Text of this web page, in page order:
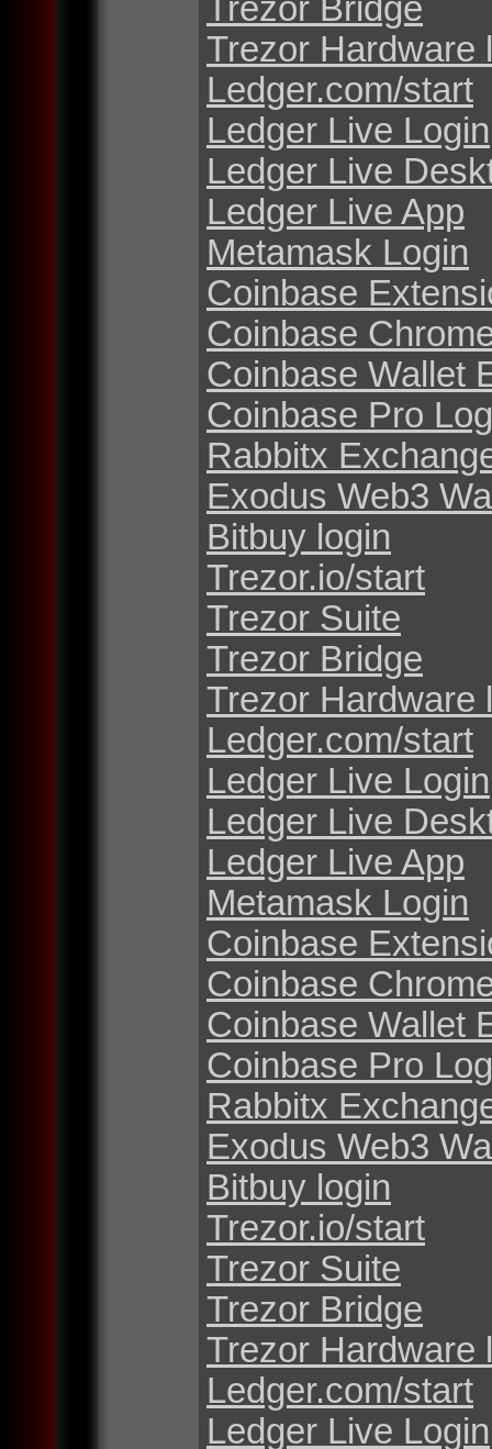
Trezor Hardware
Ledger.com/start
Ledger Live Login
Ledger Live
Ledger Live App
Metamask Login
Coinbase
Coinbase
Coinbase Wallet
Coinbase Pro
Rabbitx
Exodus Web3
Bitbuy login
Trezor.io/start
Trezor Suite
Trezor Bridge
Trezor Hardware
Ledger.com/start
Ledger Live Login
Ledger Live
Ledger Live App
Metamask Login
Coinbase
Coinbase
Coinbase Wallet
Coinbase Pro
Rabbitx
Exodus Web3
Bitbuy login
Trezor.io/start
Trezor Suite
Trezor Bridge
Trezor Hardware
Ledger.com/start
Ledger Live Login